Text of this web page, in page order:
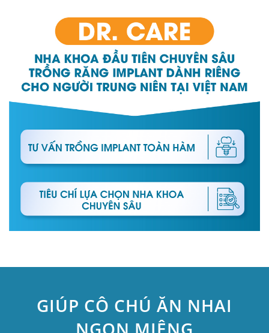
GIÚP CÔ CHÚ ĂN NHAI